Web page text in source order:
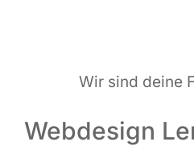
Arbei­ten
Wir sind dei­ne
Webdesign